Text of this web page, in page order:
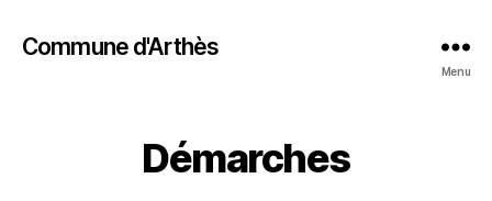
Commune d'Arthès
Menu
Démarches